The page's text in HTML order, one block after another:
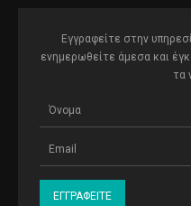
Εγγραφείτε στην
ενημερωθείτε άμεσα και
τα